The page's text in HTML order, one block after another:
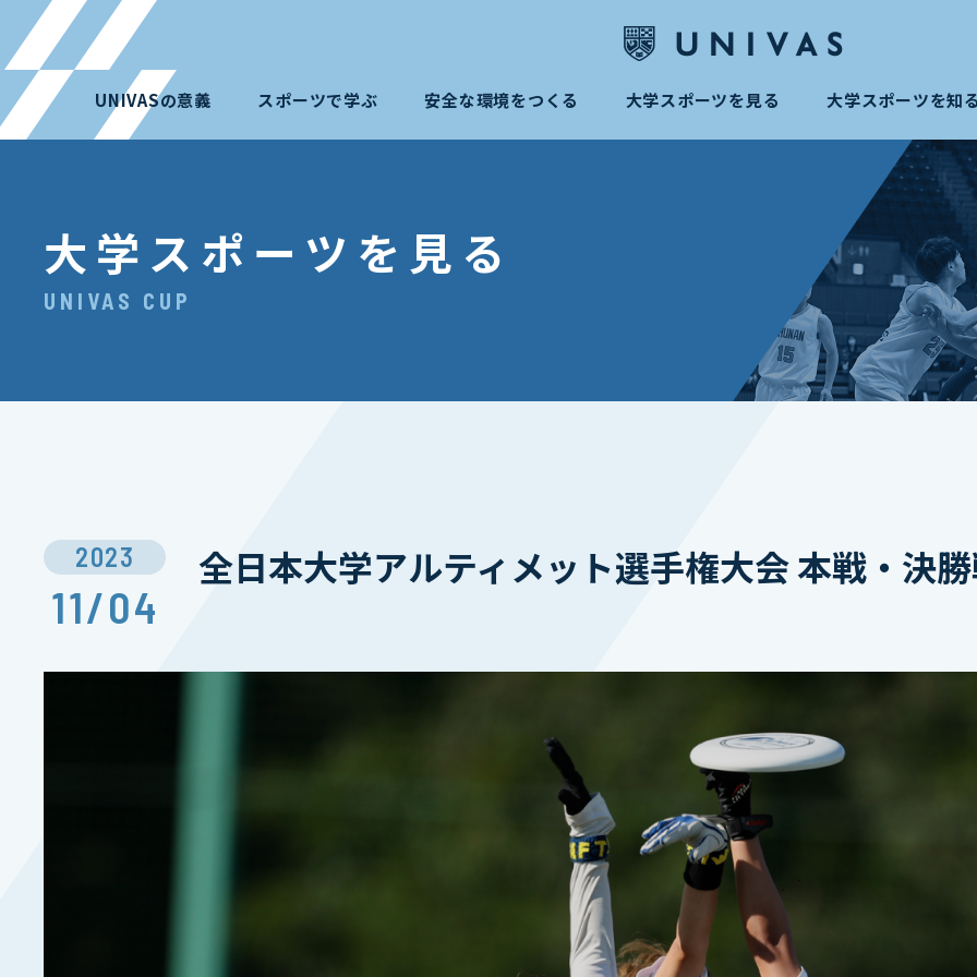
UNIVASの意義 スポーツで学ぶ 安全な環境をつくる 大学スポーツを見る 大学スポーツを知
大学スポーツを見る
UNIVAS CUP
2023
11/04
全日本大学アルティメット選手権大会 本戦・決